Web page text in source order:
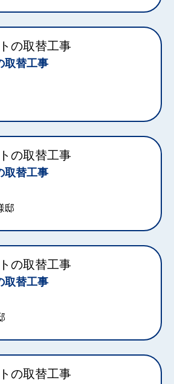
取替工事
取替工事
邸
取替工事